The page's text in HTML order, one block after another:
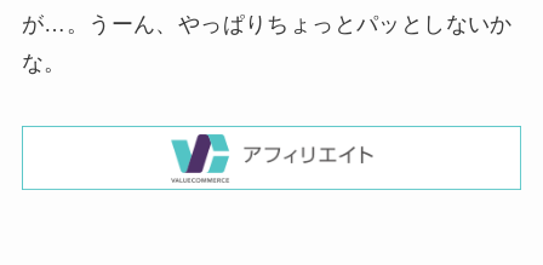
が…。うーん、やっぱりちょっとパッとしないか
な。